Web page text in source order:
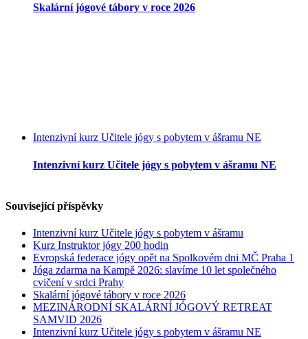
Skalární jógové tábory v roce 2026
Intenzivní kurz Učitele jógy s pobytem v ášramu NE
Intenzivní kurz Učitele jógy s pobytem v ášramu NE
Související příspěvky
Intenzivní kurz Učitele jógy s pobytem v ášramu
Kurz Instruktor jógy 200 hodin
Evropská federace jógy opět na Spolkovém dni MČ Praha 1
Jóga zdarma na Kampě 2026: slavíme 10 let společného
cvičení v srdci Prahy
Skalární jógové tábory v roce 2026
MEZINÁRODNÍ ​SKALÁRNÍ JÓGOVÝ RETREAT
SAMVID 2026
Intenzivní kurz Učitele jógy s pobytem v ášramu NE